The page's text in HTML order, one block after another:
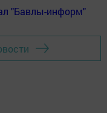
"Бавлы-информ"